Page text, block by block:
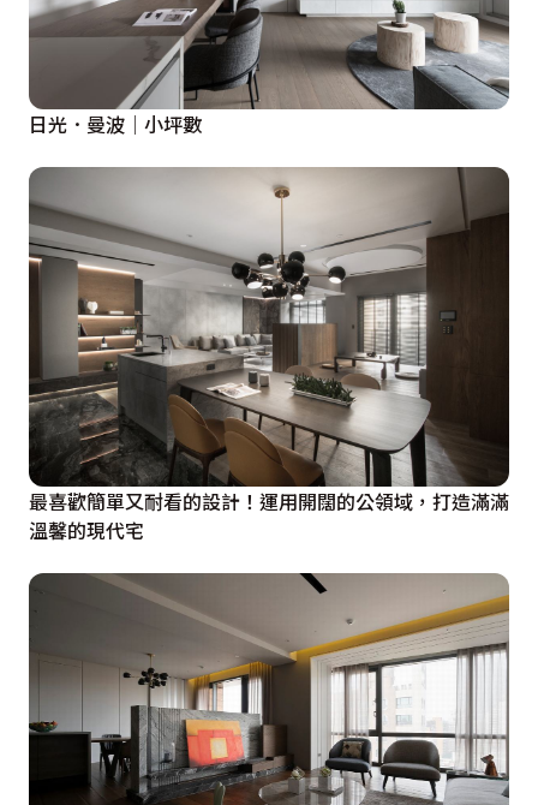
日光．曼波│小坪數
最喜歡簡單又耐看的設計！運用開闊的公領域，打造滿滿
溫馨的現代宅